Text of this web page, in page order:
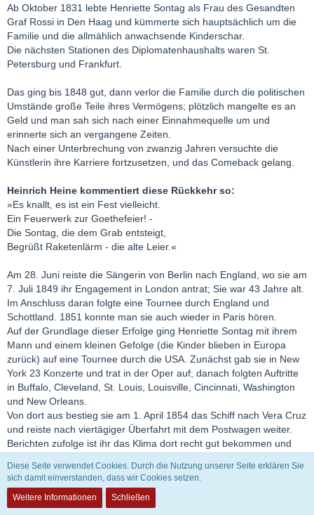
Ab Oktober 1831 lebte Henriette Sontag als Frau des Gesandten
Graf Rossi in Den Haag und kümmerte sich hauptsächlich um die
Familie und die allmählich anwachsende Kinderschar.
Die nächsten Stationen des Diplomatenhaushalts waren St.
Petersburg und Frankfurt.
Das ging bis 1848 gut, dann verlor die Familie durch die politischen
Umstände große Teile ihres Vermögens; plötzlich mangelte es an
Geld und man sah sich nach einer Einnahmequelle um und
erinnerte sich an vergangene Zeiten.
Nach einer Unterbrechung von zwanzig Jahren versuchte die
Künstlerin ihre Karriere fortzusetzen, und das Comeback gelang.
Heinrich Heine kommentiert diese Rückkehr so:
»Es knallt, es ist ein Fest vielleicht.
Ein Feuerwerk zur Goethefeier! -
Die Sontag, die dem Grab entsteigt,
Begrüßt Raketenlärm - die alte Leier.«
Am 28. Juni reiste die Sängerin von Berlin nach England, wo sie am
7. Juli 1849 ihr Engagement in London antrat; Sie war 43 Jahre alt.
Im Anschluss daran folgte eine Tournee durch England und
Schottland. 1851 konnte man sie auch wieder in Paris hören.
Auf der Grundlage dieser Erfolge ging Henriette Sontag mit ihrem
Mann und einem kleinen Gefolge (die Kinder blieben in Europa
zurück) auf eine Tournee durch die USA. Zunächst gab sie in New
York 23 Konzerte und trat in der Oper auf; danach folgten Auftritte
in Buffalo, Cleveland, St. Louis, Louisville, Cincinnati, Washington
und New Orleans.
Von dort aus bestieg sie am 1. April 1854 das Schiff nach Vera Cruz
und reiste nach viertägiger Überfahrt mit dem Postwagen weiter.
Berichten zufolge ist ihr das Klima dort recht gut bekommen und
die Erkrankung kam am 11. Juni plötzlich, sie wurde Opfer einer
Cholera-Erkrankung. In Europa kursierende Vergiftungsgerüchte
haben eigentlich keine reale Basis.
Diese Seite verwendet Cookies. Durch die Nutzung unserer Seite erklären Sie
sich damit einverstanden, dass wir Cookies setzen.
Weitere Informationen
Schließen